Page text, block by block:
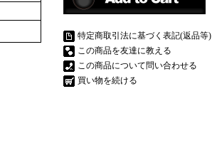
特定商取引法に基づく表記(返品等)
この商品を友達に教える
この商品について問い合わせる
買い物を続ける